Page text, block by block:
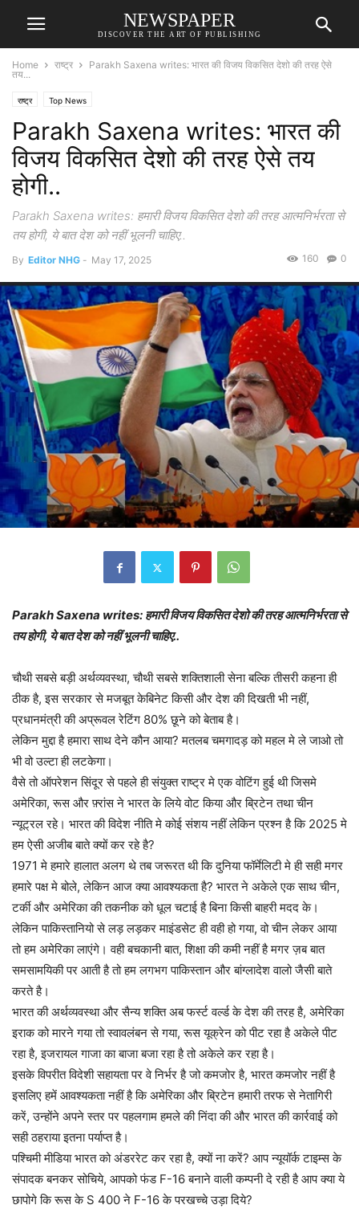
NEWSPAPER
DISCOVER THE ART OF PUBLISHING
Home राष्ट्र
Parakh Saxena writes: भारत की विजय विकसित देशो की तरह ऐसे
तय...
राष्ट्र Top News
Parakh Saxena writes: भारत की
विजय विकसित देशो की तरह ऐसे तय
होगी..
Parakh Saxena writes: हमारी विजय विकसित देशो की तरह आत्मनिर्भरता से
तय होगी, ये बात देश को नहीं भूलनी चाहिए..
By Editor NHG - May 17, 2025 0
160
Parakh Saxena writes: हमारी विजय विकसित देशो की तरह आत्मनिर्भरता से
तय होगी, ये बात देश को नहीं भूलनी चाहिए..
चौथी सबसे बड़ी अर्थव्यवस्था, चौथी सबसे शक्तिशाली सेना बल्कि तीसरी कहना ही
ठीक है, इस सरकार से मजबूत केबिनेट किसी और देश की दिखती भी नहीं,
प्रधानमंत्री की अप्रूवल रेटिंग 80% छूने को बेताब है।
लेकिन मुद्दा है हमारा साथ देने कौन आया? मतलब चमगादड़ को महल मे ले जाओ तो
भी वो उल्टा ही लटकेगा।
वैसे तो ऑपरेशन सिंदूर से पहले ही संयुक्त राष्ट्र मे एक वोटिंग हुई थी जिसमे
अमेरिका, रूस और फ़्रांस ने भारत के लिये वोट किया और ब्रिटेन तथा चीन
न्यूट्रल रहे। भारत की विदेश नीति मे कोई संशय नहीं लेकिन प्रश्न है कि 2025 मे
हम ऐसी अजीब बाते क्यों कर रहे है?
1971 मे हमारे हालात अलग थे तब जरूरत थी कि दुनिया फॉर्मेलिटी मे ही सही मगर
हमारे पक्ष मे बोले, लेकिन आज क्या आवश्यकता है? भारत ने अकेले एक साथ चीन,
टर्की और अमेरिका की तकनीक को धूल चटाई है बिना किसी बाहरी मदद के।
लेकिन पाकिस्तानियो से लड़ लड़कर माइंडसेट ही वही हो गया, वो चीन लेकर आया
तो हम अमेरिका लाएंगे। वही बचकानी बात, शिक्षा की कमी नहीं है मगर ज़ब बात
समसामयिकी पर आती है तो हम लगभग पाकिस्तान और बांग्लादेश वालो जैसी बाते
करते है।
भारत की अर्थव्यवस्था और सैन्य शक्ति अब फर्स्ट वर्ल्ड के देश की तरह है, अमेरिका
इराक को मारने गया तो स्वावलंबन से गया, रूस यूक्रेन को पीट रहा है अकेले पीट
रहा है, इजरायल गाजा का बाजा बजा रहा है तो अकेले कर रहा है।
इसके विपरीत विदेशी सहायता पर वे निर्भर है जो कमजोर है, भारत कमजोर नहीं है
इसलिए हमें आवश्यकता नहीं है कि अमेरिका और ब्रिटेन हमारी तरफ से नेतागिरी
करें, उन्होंने अपने स्तर पर पहलगाम हमले की निंदा की और भारत की कार्रवाई को
सही ठहराया इतना पर्याप्त है।
पश्चिमी मीडिया भारत को अंडररेट कर रहा है, क्यों ना करें? आप न्यूयॉर्क टाइम्स के
संपादक बनकर सोचिये, आपको फंड F-16 बनाने वाली कम्पनी दे रही है आप क्या ये
छापोगे कि रूस के S 400 ने F-16 के परखच्चे उड़ा दिये?